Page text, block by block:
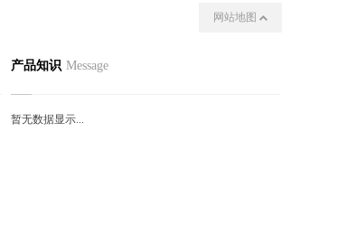
网站地图
产品知识 Message
暂无数据显示...